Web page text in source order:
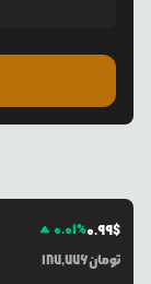
0.01%0.99$
187,776تومان